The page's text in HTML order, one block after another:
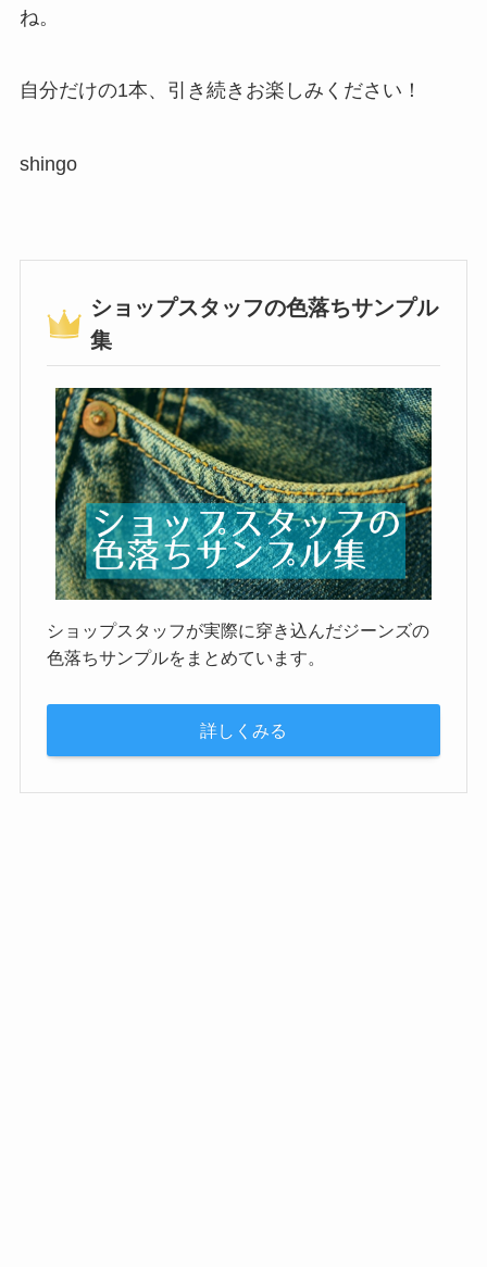
ね。
自分だけの1本、引き続きお楽しみください！
shingo
ショップスタッフの色落ちサンプル
集
ショップスタッフが実際に穿き込んだジーンズの
色落ちサンプルをまとめています。
詳しくみる